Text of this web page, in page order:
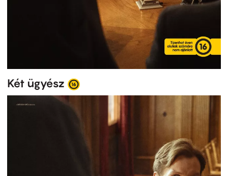
Két ügyész